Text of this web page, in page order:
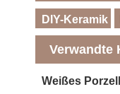
DIY-Keramik
Verwandte
Weißes